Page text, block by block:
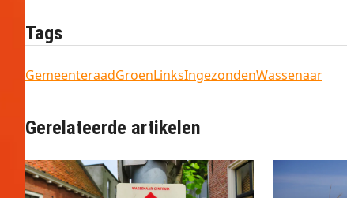
Tags
GemeenteraadGroenLinksIngezondenWassenaar
Gerelateerde artikelen